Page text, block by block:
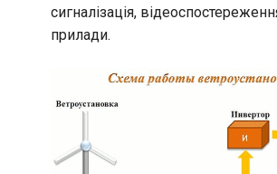
сигналізація,
прилади.